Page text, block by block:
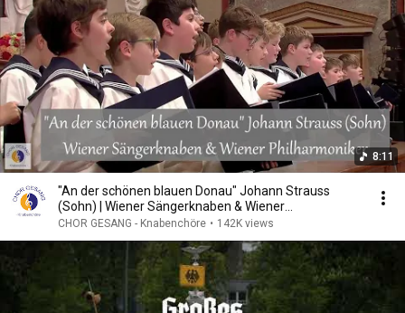
8:11
"An der schönen blauen Donau" Johann Strauss
(Sohn) | Wiener Sängerknaben & Wiener
Philharmoniker
CHOR GESANG - Knabenchöre • 142K views